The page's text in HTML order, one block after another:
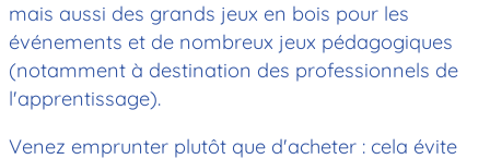
mais aussi des grands jeux en bois pour les
événements et de nombreux jeux pédagogiques
(notamment à destination des professionnels de
l'apprentissage).
Venez emprunter plutôt que d'acheter : cela évite